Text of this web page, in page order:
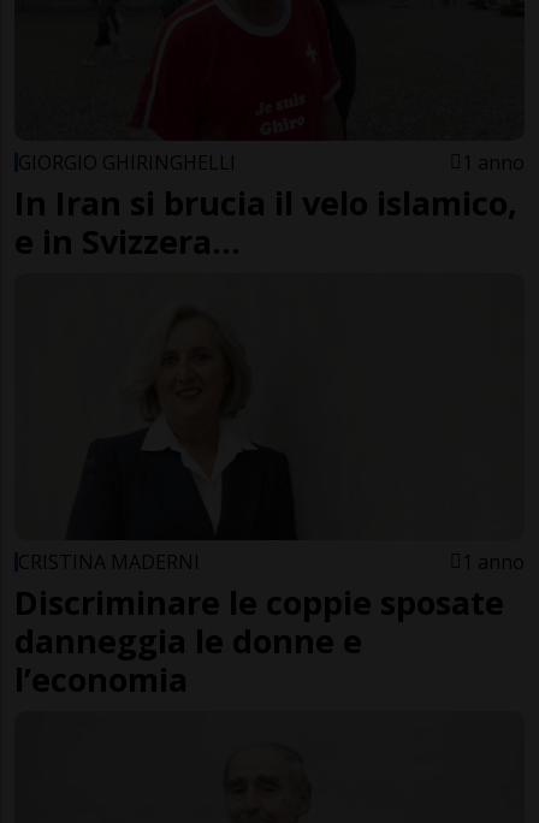
GIORGIO GHIRINGHELLI 1 anno
In Iran si brucia il velo islamico,
e in Svizzera…
CRISTINA MADERNI 1 anno
Discriminare le coppie sposate
danneggia le donne e
l’economia